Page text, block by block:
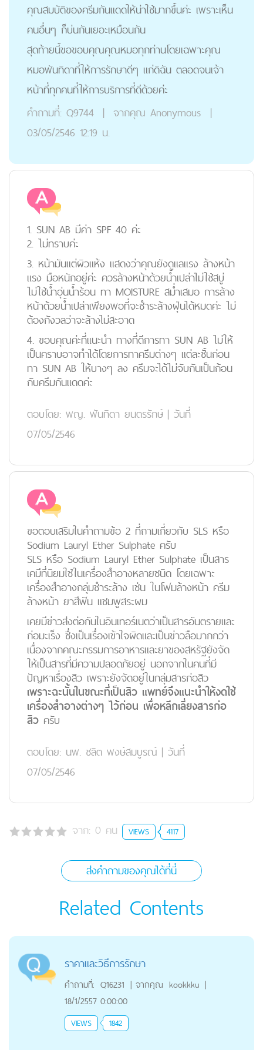
คุณสมบัติของครีมกันแดดให้น่าใช้มากขึ้นค่ะ เพราะเห็น
คนอื่นๆ ก็บ่นกันเยอะเหมือนกัน
สุดท้ายนี้ขอขอบคุณคุณหมอทุกท่านโดยเฉพาะคุณ
หมอพันทิดาที่ให้การรักษาดีๆ แก่ดิฉัน ตลอดจนเจ้า
หน้าที่ทุกคนที่ให้การบริการที่ดีด้วยค่ะ
คำถามที่: Q9744 | จากคุณ Anonymous |
03/05/2546 12:19 น.
1. SUN AB มีค่า SPF 40 ค่ะ
2. ไม่ทราบค่ะ
3. หน้ามันแต่ผิวแห้ง แสดงว่าคุณยังดูแลแรง ล้างหน้า
แรง มือหนักอยู่ค่ะ ควรล้างหน้าด้วยน้ำเปล่าไม่ใช้สบู่
ไม่ใช้น้ำอุ่นน้ำร้อน ทา MOISTURE สม่ำเสมอ การล้าง
หน้าด้วยน้ำเปล่าเพียงพอที่จะชำระล้างฝุ่นได้หมดค่ะ ไม่
ต้องกังวลว่าจะล้างไม่สะอาด
4. ขอบคุณค่ะที่แนะนำ ทางที่ดีการทา SUN AB ไม่ให้
เป็นคราบอาจทำได้โดยการทาครีมต่างๆ แต่ละชั้นก่อน
ทา SUN AB ให้บางๆ ลง ครีมจะได้ไม่จับกันเป็นก้อน
กับครีมกันแดดค่ะ
ตอบโดย: พญ. พันทิดา ยนตรรักษ์ | วันที่
07/05/2546
ขอตอบเสริมในคำถามข้อ 2 ที่ถามเกี่ยวกับ SLS หรือ
Sodium Lauryl Ether Sulphate ครับ
SLS หรือ Sodium Lauryl Ether Sulphate เป็นสาร
เคมีที่นิยมใช้ในเครื่องสำอางหลายชนิด โดยเฉพาะ
เครื่องสำอางกลุ่มชำระล้าง เช่น ในโฟมล้างหน้า ครีม
ล้างหน้า ยาสีฟัน แชมพูสระผม
เคยมีข่าวส่งต่อกันในอินเทอร์เนตว่าเป็นสารอันตรายและ
ก่อมะเร็ง ซึ่งเป็นเรื่องเข้าใจผิดและเป็นข่าวลือมากกว่า
เนื่องจากคณะกรรมการอาหารและยาของสหรัฐยังจัด
ให้เป็นสารที่มีความปลอดภัยอยู่ นอกจากในคนที่มี
ปัญหาเรื่องสิว เพราะยังจัดอยู่ในกลุ่มสารก่อสิว
เพราะฉะนั้นในขณะที่เป็นสิว แพทย์จึงแนะนำให้งดใช้
เครื่องสำอางต่างๆ ไว้ก่อน เพื่อหลีกเลี่ยงสารก่อ
สิว ครับ
ตอบโดย: นพ. ชลิต พงษ์สมบูรณ์ | วันที่
07/05/2546
จาก: 0 คน VIEWS 4117
ส่งคำถามของคุณได้ที่นี่
Related Contents
ราคาและวิธีการรักษา
คำถามที่: Q16231 | จากคุณ kookkku |
18/1/2557 0:00:00
VIEWS 1842